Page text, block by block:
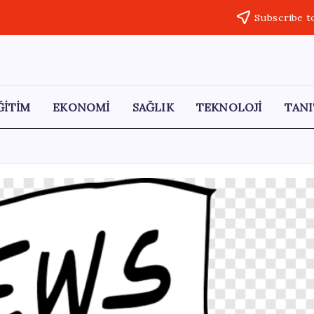
Subscribe
EKONOMİ SAĞLIK TEKNOLOJİ